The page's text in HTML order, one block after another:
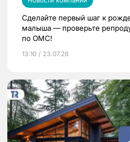
Сделайте первый шаг к
малыша — проверьте
по ОМС!
13:10 / 23.07.26